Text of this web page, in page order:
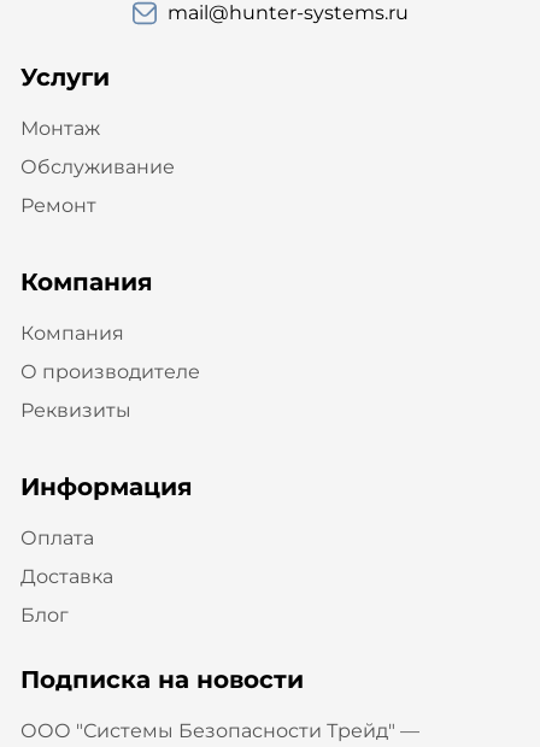
mail@hunter-systems.ru
Услуги
Монтаж
Обслуживание
Ремонт
Компания
Компания
О производителе
Реквизиты
Информация
Оплата
Доставка
Блог
Подписка на новости
ООО "Системы Безопасности Трейд" —